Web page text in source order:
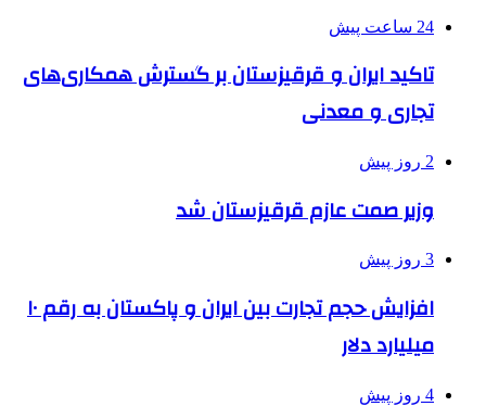
24 ساعت پیش
تاکید ایران و قرقیزستان بر گسترش همکاری‌های
تجاری و معدنی
2 روز پیش
وزیر صمت عازم قرقیزستان شد
3 روز پیش
افزایش حجم تجارت بین ایران و پاکستان به رقم ۱۰
میلیارد دلار
4 روز پیش